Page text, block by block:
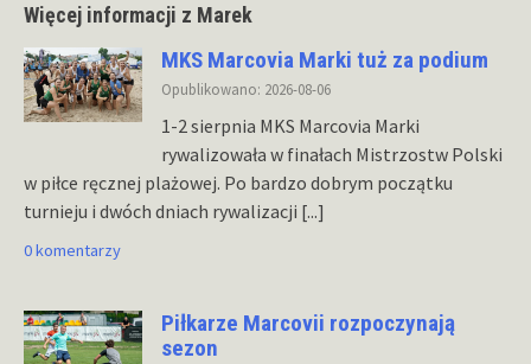
Więcej informacji z Marek
MKS Marcovia Marki tuż za podium
Opublikowano: 2026-08-06
1-2 sierpnia MKS Marcovia Marki
rywalizowała w finałach Mistrzostw Polski
w piłce ręcznej plażowej. Po bardzo dobrym początku
turnieju i dwóch dniach rywalizacji [...]
0 komentarzy
Piłkarze Marcovii rozpoczynają
sezon